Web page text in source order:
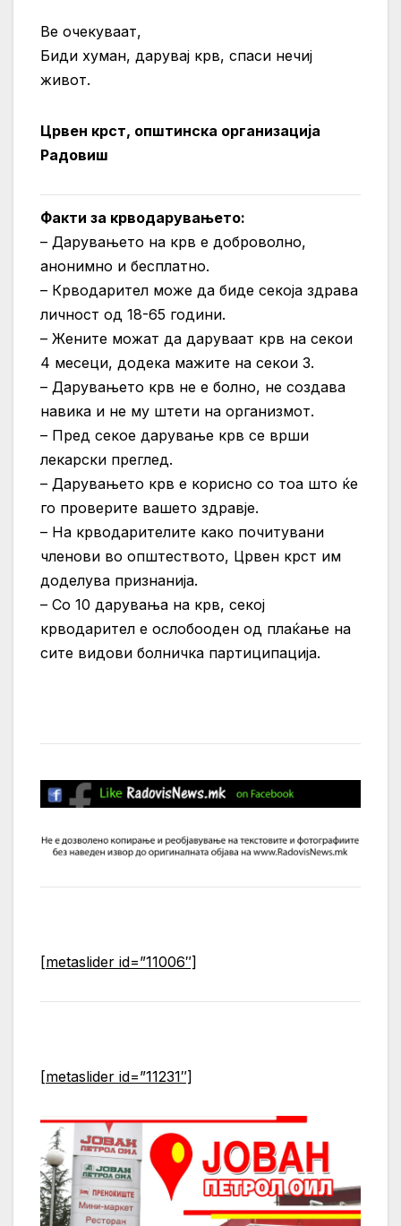
Ве очекуваaт,
Биди хуман, дарувај крв, спаси нечиј
живот.
Црвен крст, општинска организација
Радовиш
Факти за крводарувањето:
– Дарувањето на крв е доброволно,
анонимно и бесплатно.
– Крводарител може да биде секоја здрава
личност од 18-65 години.
– Жените можат да даруваат крв на секои
4 месеци, додека мажите на секои 3.
– Дарувањето крв не е болно, не создава
навика и не му штети на организмот.
– Пред секое дарување крв се врши
лекарски преглед.
– Дарувањето крв е корисно со тоа што ќе
го проверите вашето здравје.
– На крводарителите како почитувани
членови во општеството, Црвен крст им
доделува признанија.
– Со 10 дарувања на крв, секој
крводарител е ослобооден од плаќање на
сите видови болничка партиципација.
[metaslider id=”11006″]
[metaslider id=”11231″]